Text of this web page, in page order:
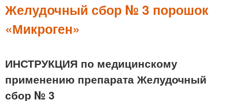
Желудочный сбор № 3 порошок
«Микроген»
ИНСТРУКЦИЯ по медицинскому
применению препарата Желудочный
сбор № 3